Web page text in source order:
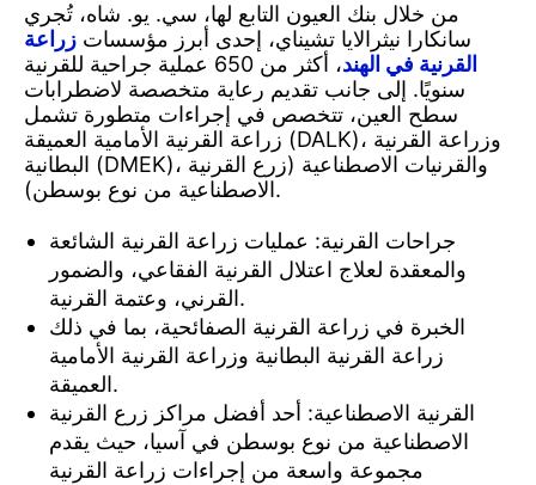
من خلال بنك العيون التابع لها، سي. يو. شاه، تُجري
سانكارا نيثرالايا تشيناي، إحدى أبرز مؤسسات زراعة
القرنية في الهند
، أكثر من 650 عملية جراحية للقرنية
سنويًا. إلى جانب تقديم رعاية متخصصة لاضطرابات
سطح العين، تتخصص في إجراءات متطورة تشمل
زراعة القرنية الأمامية العميقة (DALK)، وزراعة القرنية
البطانية (DMEK)، والقرنيات الاصطناعية (زرع القرنية
الاصطناعية من نوع بوسطن).
جراحات القرنية: عمليات زراعة القرنية الشائعة
والمعقدة لعلاج اعتلال القرنية الفقاعي، والضمور
القرني، وعتمة القرنية.
الخبرة في زراعة القرنية الصفائحية، بما في ذلك
زراعة القرنية البطانية وزراعة القرنية الأمامية
العميقة.
القرنية الاصطناعية: أحد أفضل مراكز زرع القرنية
الاصطناعية من نوع بوسطن في آسيا، حيث يقدم
مجموعة واسعة من إجراءات زراعة القرنية